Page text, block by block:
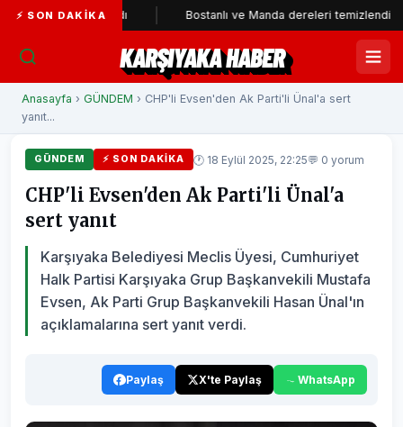
⚡ SON DAKIKA
katıldı Bostanlı ve Manda dereleri temizlendi
KARŞIYAKA HABER
Anasayfa › GÜNDEM › CHP'li Evsen'den Ak Parti'li Ünal'a sert
yanıt...
GÜNDEM ⚡ SON DAKIKA 🕐 18 Eylül 2025, 22:25💬 0 yorum
CHP'li Evsen'den Ak Parti'li Ünal'a
sert yanıt
Karşıyaka Belediyesi Meclis Üyesi, Cumhuriyet
Halk Partisi Karşıyaka Grup Başkanvekili Mustafa
Evsen, Ak Parti Grup Başkanvekili Hasan Ünal'ın
açıklamalarına sert yanıt verdi.
Paylaş X'te Paylaş WhatsApp